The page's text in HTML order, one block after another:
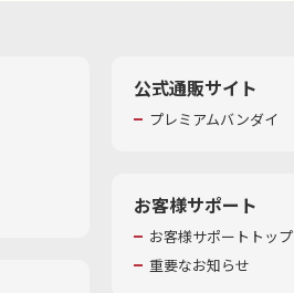
公式通販サイト
プレミアムバンダイ
お客様サポート
お客様サポートトップ
重要なお知らせ